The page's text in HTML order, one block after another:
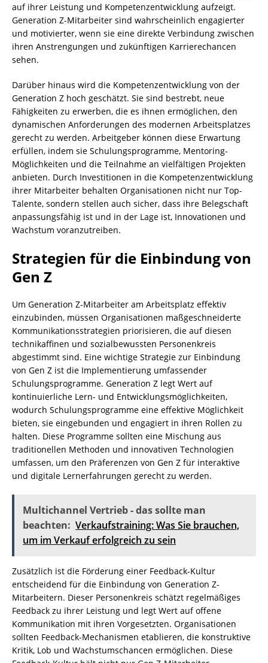
auf ihrer Leistung und Kompetenzentwicklung aufzeigt.
Generation Z-Mitarbeiter sind wahrscheinlich engagierter
und motivierter, wenn sie eine direkte Verbindung zwischen
ihren Anstrengungen und zukünftigen Karrierechancen
sehen.
Darüber hinaus wird die Kompetenzentwicklung von der
Generation Z hoch geschätzt. Sie sind bestrebt, neue
Fähigkeiten zu erwerben, die es ihnen ermöglichen, den
dynamischen Anforderungen des modernen Arbeitsplatzes
gerecht zu werden. Arbeitgeber können diese Erwartung
erfüllen, indem sie Schulungsprogramme, Mentoring-
Möglichkeiten und die Teilnahme an vielfältigen Projekten
anbieten. Durch Investitionen in die Kompetenzentwicklung
ihrer Mitarbeiter behalten Organisationen nicht nur Top-
Talente, sondern stellen auch sicher, dass ihre Belegschaft
anpassungsfähig ist und in der Lage ist, Innovationen und
Wachstum voranzutreiben.
Strategien für die Einbindung von
Gen Z
Um Generation Z-Mitarbeiter am Arbeitsplatz effektiv
einzubinden, müssen Organisationen maßgeschneiderte
Kommunikationsstrategien priorisieren, die auf diesen
technikaffinen und sozialbewussten Personenkreis
abgestimmt sind. Eine wichtige Strategie zur Einbindung
von Gen Z ist die Implementierung umfassender
Schulungsprogramme. Generation Z legt Wert auf
kontinuierliche Lern- und Entwicklungsmöglichkeiten,
wodurch Schulungsprogramme eine effektive Möglichkeit
bieten, sie eingebunden und engagiert in ihren Rollen zu
halten. Diese Programme sollten eine Mischung aus
traditionellen Methoden und innovativen Technologien
umfassen, um den Präferenzen von Gen Z für interaktive
und digitale Lernerfahrungen gerecht zu werden.
Multichannel Vertrieb - das sollte man
beachten: Verkaufstraining: Was Sie brauchen,
um im Verkauf erfolgreich zu sein
Zusätzlich ist die Förderung einer Feedback-Kultur
entscheidend für die Einbindung von Generation Z-
Mitarbeitern. Dieser Personenkreis schätzt regelmäßiges
Feedback zu ihrer Leistung und legt Wert auf offene
Kommunikation mit ihren Vorgesetzten. Organisationen
sollten Feedback-Mechanismen etablieren, die konstruktive
Kritik, Lob und Wachstumschancen ermöglichen. Diese